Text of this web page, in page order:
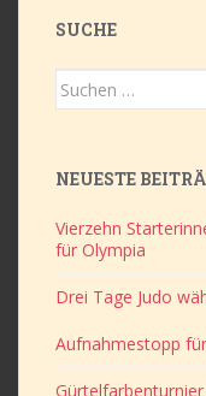
SUCHE
Suchen
nach:
NEUESTE
Vierzehn
für Olympia
Drei Tage Judo
Aufnahmestopp